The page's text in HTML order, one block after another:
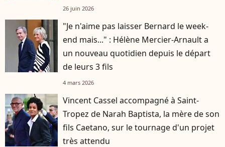
26 juin 2026
"Je n'aime pas laisser Bernard le week-
end mais..." : Hélène Mercier-Arnault a
un nouveau quotidien depuis le départ
de leurs 3 fils
4 mars 2026
Vincent Cassel accompagné à Saint-
Tropez de Narah Baptista, la mère de son
fils Caetano, sur le tournage d'un projet
très attendu